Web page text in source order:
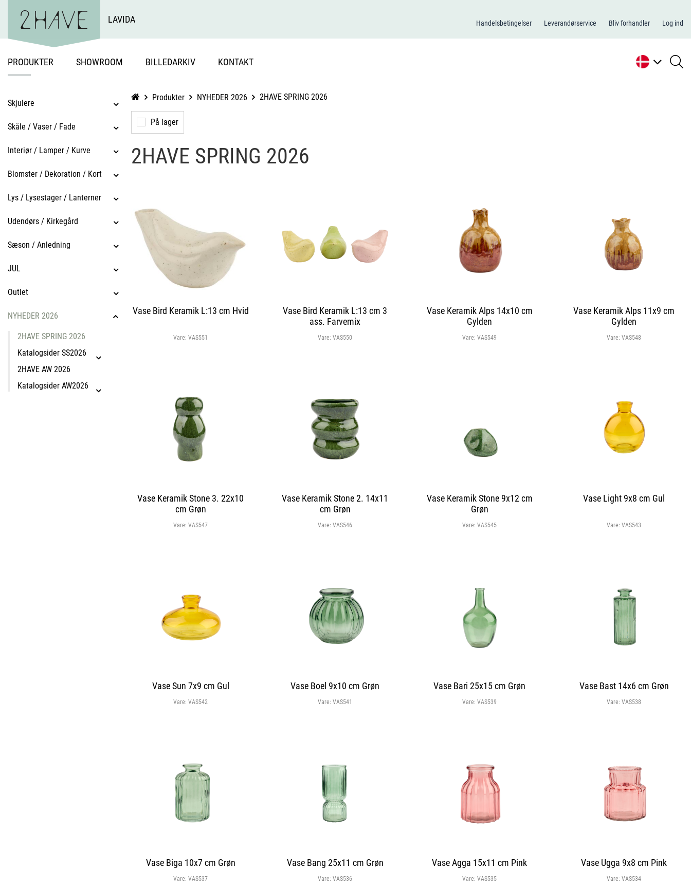
LAVIDA Handelsbetingelser Leverandørservice Bliv forhandler Log ind
PRODUKTER SHOWROOM BILLEDARKIV KONTAKT
Skjulere
Skåle / Vaser / Fade
Interiør / Lamper / Kurve
Blomster / Dekoration / Kort
Lys / Lysestager / Lanterner
Udendørs / Kirkegård
Sæson / Anledning
JUL
Outlet
NYHEDER 2026
2HAVE SPRING 2026
Katalogsider SS2026
2HAVE AW 2026
Katalogsider AW2026
Produkter NYHEDER 2026 2HAVE SPRING 2026
På lager
2HAVE SPRING 2026
Vase Bird Keramik L:13 cm Hvid
Vare: VAS551
Vase Bird Keramik L:13 cm 3
ass. Farvemix
Vare: VAS550
Vase Keramik Alps 14x10 cm
Gylden
Vare: VAS549
Vase Keramik Alps 11x9 cm
Gylden
Vare: VAS548
Vase Keramik Stone 3. 22x10
cm Grøn
Vare: VAS547
Vase Keramik Stone 2. 14x11
cm Grøn
Vare: VAS546
Vase Keramik Stone 9x12 cm
Grøn
Vare: VAS545
Vase Light 9x8 cm Gul
Vare: VAS543
Vase Sun 7x9 cm Gul
Vare: VAS542
Vase Boel 9x10 cm Grøn
Vare: VAS541
Vase Bari 25x15 cm Grøn
Vare: VAS539
Vase Bast 14x6 cm Grøn
Vare: VAS538
Vase Biga 10x7 cm Grøn
Vare: VAS537
Vase Bang 25x11 cm Grøn
Vare: VAS536
Vase Agga 15x11 cm Pink
Vare: VAS535
Vase Ugga 9x8 cm Pink
Vare: VAS534